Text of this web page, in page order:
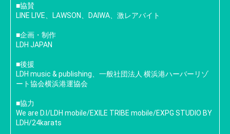
■協賛
LINE LIVE、LAWSON、DAIWA、激レアバイト
■企画・制作
LDH JAPAN
■後援
LDH music & publishing、一般社団法人 横浜港ハーバーリゾ
ート協会横浜港運協会
■協力
We are D.I/LDH mobile/EXILE TRIBE mobile/EXPG STUDIO BY
LDH/24karats